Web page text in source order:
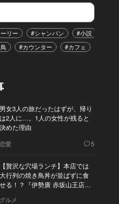
リー #シャンパン #小説
#カウンター #カフェ
男女3人の旅だったはずが、帰り
は2人に…。1人の女性が残ると
決めた理由
恋愛 5
【贅沢な穴場ランチ】本店では
大行列の焼き鳥丼が並ばずに食
せる！？『伊勢廣 赤坂山王店』
グルメ